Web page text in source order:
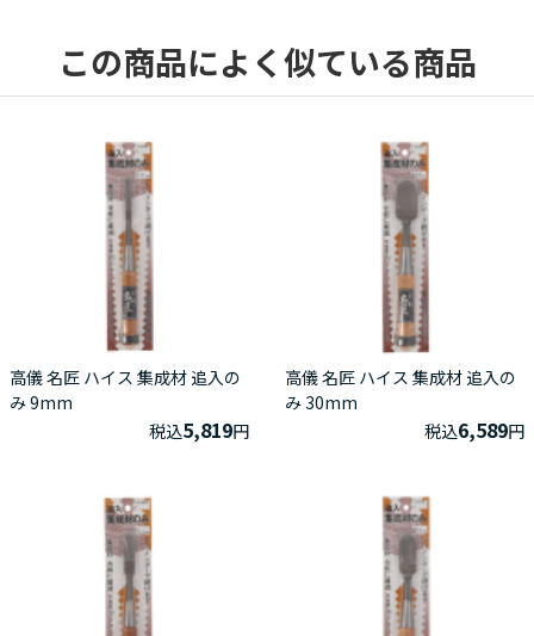
この商品によく似ている商品
高儀 名匠 ハイス 集成材 追入の
み 9mm
税込5,819円
高儀 名匠 ハイス 集成材 追入の
み 30mm
税込6,589円